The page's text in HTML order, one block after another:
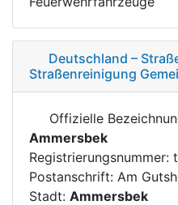
Deutschland –
Straßenreinigung
Offizielle
Ammersbek
Registrierungsnummer:
Postanschrift: Am
Stadt: Ammersbek